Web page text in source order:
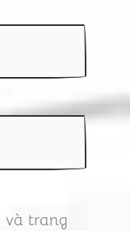
và trang